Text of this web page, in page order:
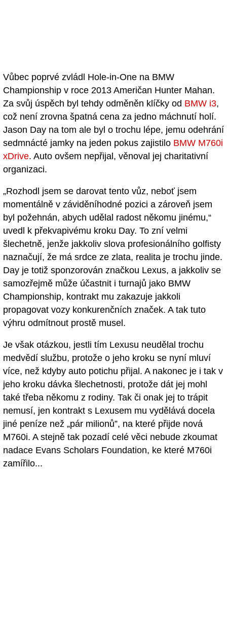
Vůbec poprvé zvládl Hole-in-One na BMW
Championship v roce 2013 Američan Hunter Mahan.
Za svůj úspěch byl tehdy odměněn klíčky od BMW i3,
což není zrovna špatná cena za jedno máchnutí holí.
Jason Day na tom ale byl o trochu lépe, jemu odehrání
sedmnácté jamky na jeden pokus zajistilo BMW M760i
xDrive. Auto ovšem nepřijal, věnoval jej charitativní
organizaci.
„Rozhodl jsem se darovat tento vůz, neboť jsem
momentálně v záviděníhodné pozici a zároveň jsem
byl požehnán, abych udělal radost někomu jinému,“
uvedl k překvapivému kroku Day. To zní velmi
šlechetně, jenže jakkoliv slova profesionálního golfisty
naznačují, že má srdce ze zlata, realita je trochu jinde.
Day je totiž sponzorován značkou Lexus, a jakkoliv se
samozřejmě může účastnit i turnajů jako BMW
Championship, kontrakt mu zakazuje jakkoli
propagovat vozy konkurenčních značek. A tak tuto
výhru odmítnout prostě musel.
Je však otázkou, jestli tím Lexusu neudělal trochu
medvědí službu, protože o jeho kroku se nyní mluví
více, než kdyby auto potichu přijal. A nakonec je i tak v
jeho kroku dávka šlechetnosti, protože dát jej mohl
také třeba někomu z rodiny. Tak či onak jej to trápit
nemusí, jen kontrakt s Lexusem mu vydělává docela
jiné peníze než „pár milionů”, na které přijde nová
M760i. A stejně tak pozadí celé věci nebude zkoumat
nadace Evans Scholars Foundation, ke které M760i
zamířilo...